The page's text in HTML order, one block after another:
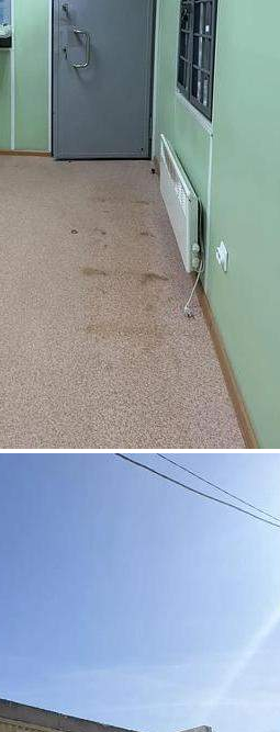
124798 - Г.
ФАБРИЧНАЯ
Посмотреть на
Продается помещение площадью
располагается в 1-этажном здании,